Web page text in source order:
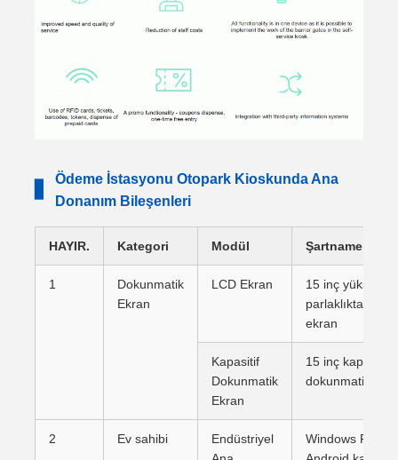
Ödeme İstasyonu Otopark Kioskunda Ana
Donanım Bileşenleri
HAYIR. Kategori Modül Şartname
1
Dokunmatik
Ekran
LCD Ekran
15 inç yüksek
parlaklıkta LCD
ekran
Kapasitif
Dokunmatik
Ekran
15 inç kapasitif
dokunmatik
2 Ev sahibi
Endüstriyel
Windows PC